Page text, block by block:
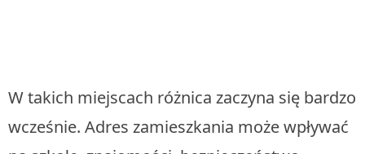
W takich miejscach różnica zaczyna się bardzo
wcześnie. Adres zamieszkania może wpływać